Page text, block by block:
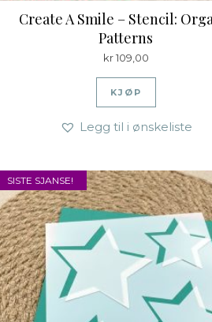
Create A Smile – Stencil:
Patterns
kr109,00
KJØP
Legg til i ønskeliste
SISTE SJANSE!